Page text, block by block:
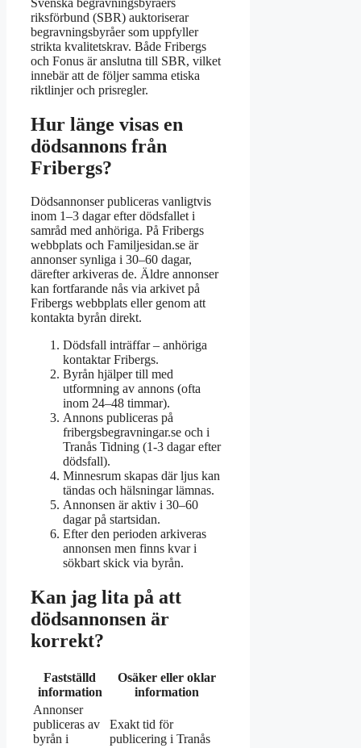
riksförbund (SBR) auktoriserar
begravningsbyråer som uppfyller
strikta kvalitetskrav. Både Fribergs
och Fonus är anslutna till SBR, vilket
innebär att de följer samma etiska
riktlinjer och prisregler.
Hur länge visas en
dödsannons från
Fribergs?
Dödsannonser publiceras vanligtvis
inom 1–3 dagar efter dödsfallet i
samråd med anhöriga. På Fribergs
webbplats och Familjesidan.se är
annonser synliga i 30–60 dagar,
därefter arkiveras de. Äldre annonser
kan fortfarande nås via arkivet på
Fribergs webbplats eller genom att
kontakta byrån direkt.
Dödsfall inträffar – anhöriga
kontaktar Fribergs.
Byrån hjälper till med
utformning av annons (ofta
inom 24–48 timmar).
Annons publiceras på
fribergsbegravningar.se och i
Tranås Tidning (1-3 dagar efter
dödsfall).
Minnesrum skapas där ljus kan
tändas och hälsningar lämnas.
Annonsen är aktiv i 30–60
dagar på startsidan.
Efter den perioden arkiveras
annonsen men finns kvar i
sökbart skick via byrån.
Kan jag lita på att
dödsannonsen är
korrekt?
Fastställd
information
Osäker eller oklar
information
Annonser
publiceras av
byrån i
Exakt tid för
publicering i Tranås